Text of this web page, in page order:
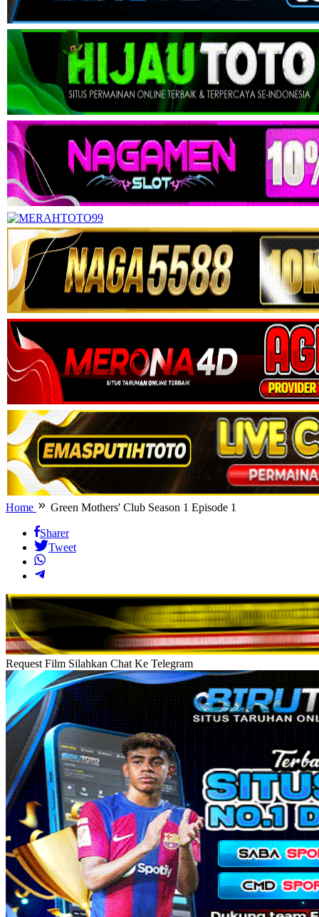
Home Green Mothers' Club Season 1 Episode 1
Sharer
Tweet
Request Film Silahkan Chat Ke Telegram